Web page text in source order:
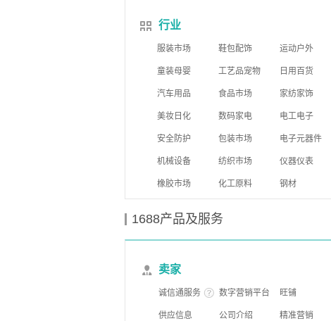
行业
服装市场 鞋包配饰 运动户外
童装母婴 工艺品宠物 日用百货
汽车用品 食品市场 家纺家饰
美妆日化 数码家电 电工电子
安全防护 包装市场 电子元器件
机械设备 纺织市场 仪器仪表
橡胶市场 化工原料 钢材
1688产品及服务
卖家
诚信通服务 数字营销平台 旺铺
供应信息 公司介绍 精准营销